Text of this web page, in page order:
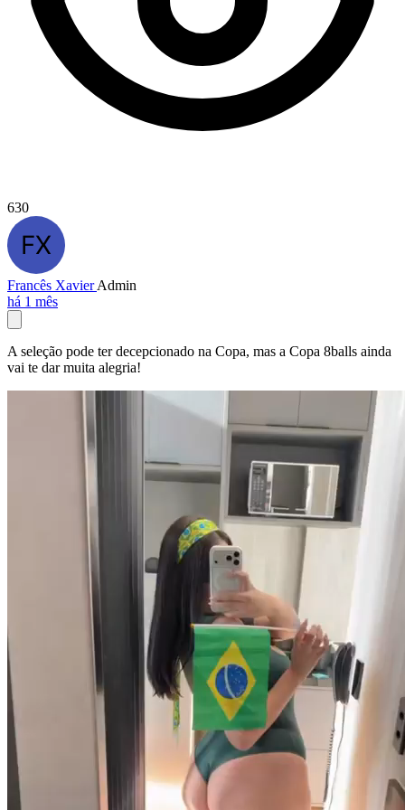
630
Francês XavierAdmin
há 1 mês
A seleção pode ter decepcionado na Copa, mas a Copa 8balls ainda
vai te dar muita alegria!